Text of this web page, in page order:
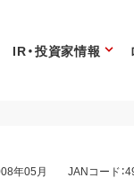
IR・投資家情報
年05月 JANコード：